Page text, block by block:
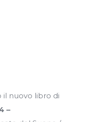
il nuovo libro di
–